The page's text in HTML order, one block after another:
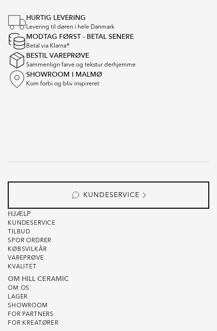
HURTIG LEVERING
Levering til døren i hele Danmark
MODTAG FØRST - BETAL SENERE
Betal via Klarna®
BESTIL VAREPRØVE
Sammenlign farve og tekstur derhjemme
SHOWROOM I MALMØ
Kom forbi og bliv inspireret
KUNDESERVICE
HJÆLP
KUNDESERVICE
TILBUD
SPOR ORDRER
KØBSVILKÅR
VAREPRØVE
KVALITET
OM HILL CERAMIC
OM OS
LAGER
SHOWROOM
FOR PARTNERS
FOR KREATØRER